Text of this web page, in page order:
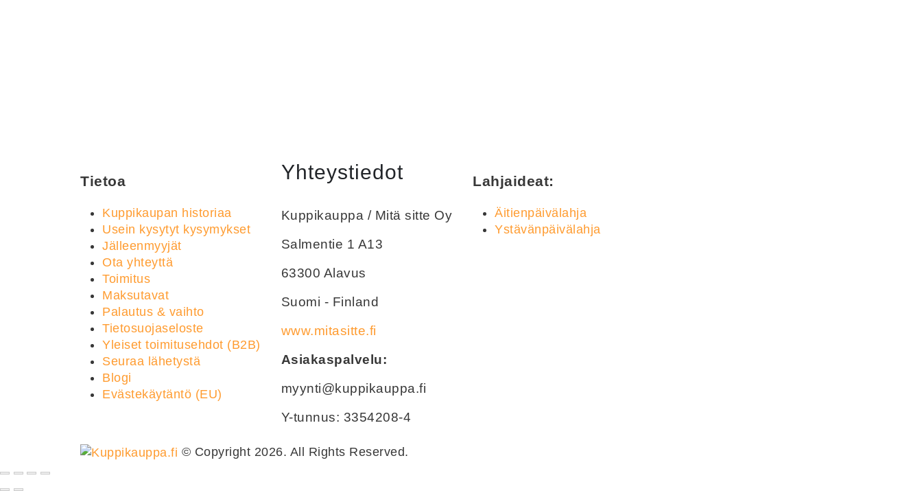
Tietoa
Kuppikaupan historiaa
Usein kysytyt kysymykset
Jälleenmyyjät
Ota yhteyttä
Toimitus
Maksutavat
Palautus & vaihto
Tietosuojaseloste
Yleiset toimitusehdot (B2B)
Seuraa lähetystä
Blogi
Evästekäytäntö (EU)
Yhteystiedot
Kuppikauppa / Mitä sitte Oy
Salmentie 1 A13
63300 Alavus
Suomi - Finland
www.mitasitte.fi
Asiakaspalvelu:
myynti@kuppikauppa.fi
Y-tunnus: 3354208-4
Lahjaideat:
Äitienpäivälahja
Ystävänpäivälahja
© Copyright 2026. All Rights Reserved.